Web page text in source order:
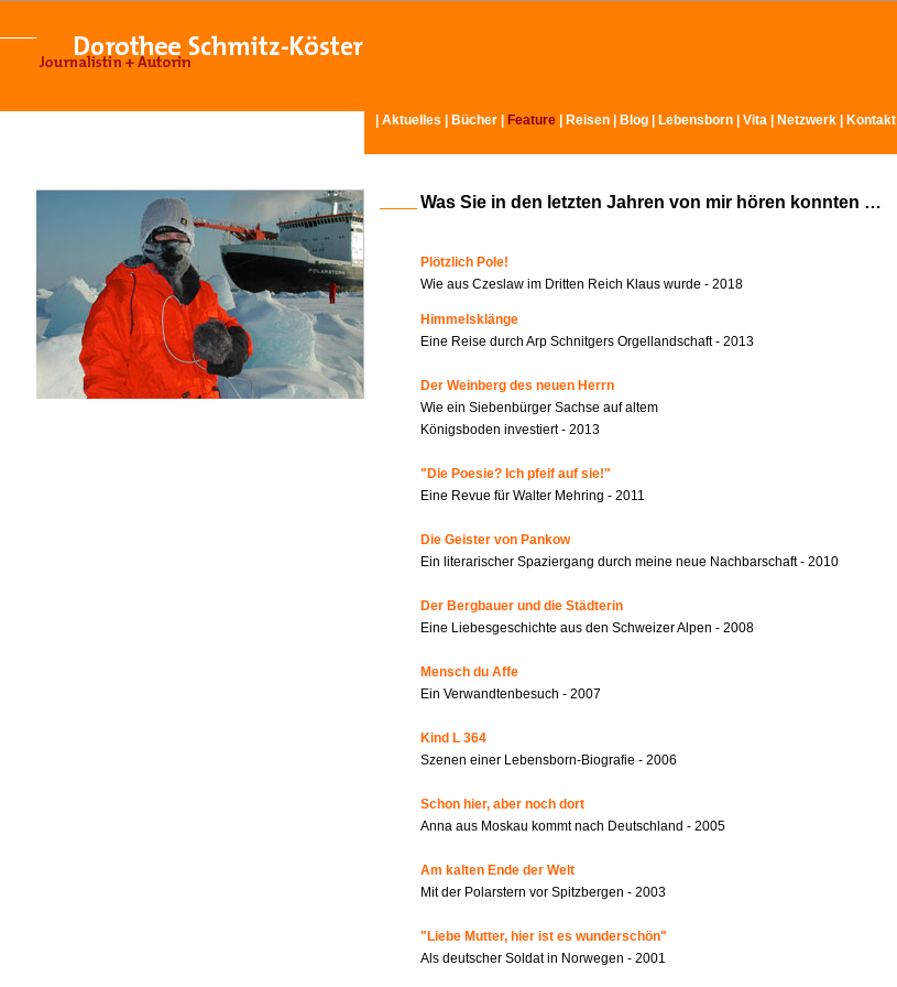
Aktuelles Bücher Feature Reisen Blog Lebensborn Vita Netzwerk Kontakt
Was Sie in den letzten Jahren von mir hören konnten …
Plötzlich Pole!
Wie aus Czeslaw im Dritten Reich Klaus wurde - 2018
Himmelsklänge
Eine Reise durch Arp Schnitgers Orgellandschaft - 2013
Der Weinberg des neuen Herrn
Wie ein Siebenbürger Sachse auf altem
Königsboden investiert - 2013
"Die Poesie? Ich pfeif auf sie!"
Eine Revue für Walter Mehring - 2011
Die Geister von Pankow
Ein literarischer Spaziergang durch meine neue Nachbarschaft - 2010
Der Bergbauer und die Städterin
Eine Liebesgeschichte aus den Schweizer Alpen - 2008
Mensch du Affe
Ein Verwandtenbesuch - 2007
Kind L 364
Szenen einer Lebensborn-Biografie - 2006
Schon hier, aber noch dort
Anna aus Moskau kommt nach Deutschland - 2005
Am kalten Ende der Welt
Mit der Polarstern vor Spitzbergen - 2003
"Liebe Mutter, hier ist es wunderschön"
Als deutscher Soldat in Norwegen - 2001